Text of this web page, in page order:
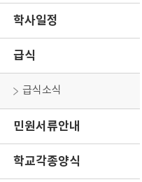
학사일정
급식
급식소식
민원서류안내
학교각종양식